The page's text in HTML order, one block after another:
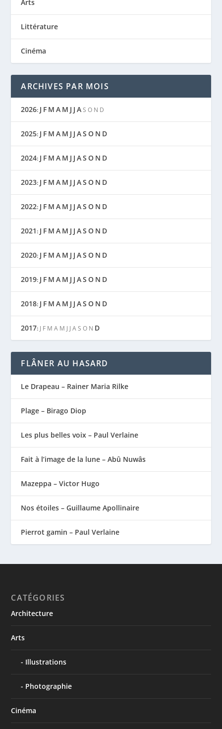
Arts
Littérature
Cinéma
ARCHIVES PAR MOIS
2026: J F M A M J J A S O N D
2025: J F M A M J J AS O N D
2024: J F M A M J J AS O N D
2023: J F M A M J J AS O N D
2022: J F M A M J J AS O N D
2021: J F M A M J J AS O N D
2020: J F M A M J J AS O N D
2019: J F M A M J J AS O N D
2018: J F M A M J J AS O N D
2017: J F M A M J J A S O N D
FLÂNER AU HASARD
Le Drapeau – Rainer Maria Rilke
Plage – Birago Diop
Les plus belles voix – Paul Verlaine
Fait à l’image de la lune – Abû Nuwâs
Mazeppa – Victor Hugo
Nos étoiles – Guillaume Apollinaire
Pierrot gamin – Paul Verlaine
CATÉGORIES
Architecture
Arts
Illustrations
Photographie
Cinéma